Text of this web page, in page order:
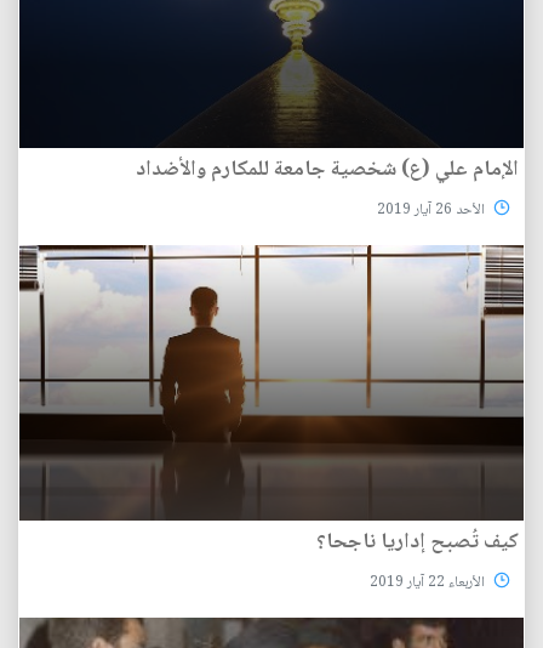
الإمام علي (ع) شخصية جامعة للمكارم والأضداد
الأحد 26 آيار 2019
كيف تُصبح إداريا ناجحا؟
الأربعاء 22 آيار 2019